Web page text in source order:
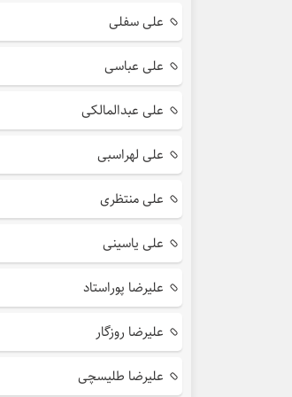
علی سفلی
علی عباسی
علی عبدالمالکی
علی لهراسبی
علی منتظری
علی یاسینی
علیرضا پوراستاد
علیرضا روزگار
علیرضا طلیسچی